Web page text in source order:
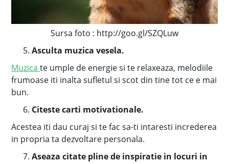
Sursa foto : http://goo.gl/SZQLuw
Asculta muzica vesela.
Muzicate umple de energie si te relaxeaza, melodiile
frumoase iti inalta sufletul si scot din tine tot ce e mai
bun.
Citeste carti motivationale.
Acestea iti dau curaj si te fac sa-ti intaresti increderea
in propria ta dezvoltare personala.
Aseaza citate pline de inspiratie in locuri in